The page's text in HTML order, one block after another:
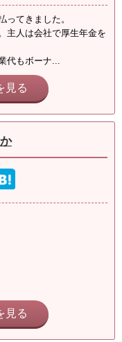
ってきました。
主人は会社で厚生年金を
代もボーナ...
見る
見る